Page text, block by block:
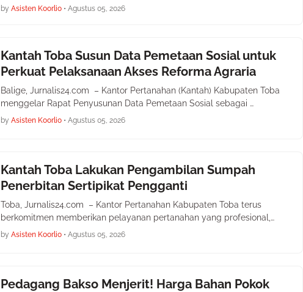
by Asisten Koorlio • Agustus 05, 2026
Kantah Toba Susun Data Pemetaan Sosial untuk
Perkuat Pelaksanaan Akses Reforma Agraria
Balige, Jurnalis24.com – Kantor Pertanahan (Kantah) Kabupaten Toba
menggelar Rapat Penyusunan Data Pemetaan Sosial sebagai …
by Asisten Koorlio • Agustus 05, 2026
Kantah Toba Lakukan Pengambilan Sumpah
Penerbitan Sertipikat Pengganti
Toba, Jurnalis24.com – Kantor Pertanahan Kabupaten Toba terus
berkomitmen memberikan pelayanan pertanahan yang profesional,…
by Asisten Koorlio • Agustus 05, 2026
Pedagang Bakso Menjerit! Harga Bahan Pokok